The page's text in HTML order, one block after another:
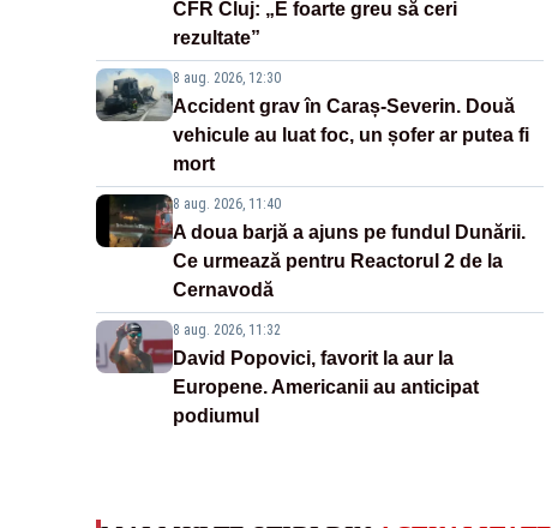
CFR Cluj: „E foarte greu să ceri
rezultate”
8 aug. 2026, 12:30
Accident grav în Caraș-Severin. Două
vehicule au luat foc, un șofer ar putea fi
mort
8 aug. 2026, 11:40
A doua barjă a ajuns pe fundul Dunării.
Ce urmează pentru Reactorul 2 de la
Cernavodă
8 aug. 2026, 11:32
David Popovici, favorit la aur la
Europene. Americanii au anticipat
podiumul